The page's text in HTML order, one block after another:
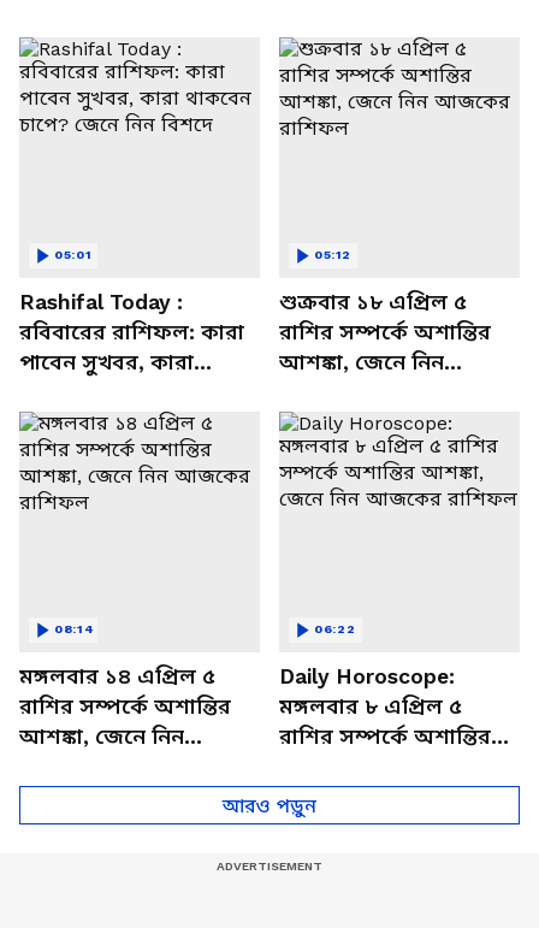
Rashifal Today :
রবিবারের রাশিফল: কারা
পাবেন সুখবর, কারা
বিশদে
05:01
শুক্রবার ১৮ এপ্রিল ৫
রাশির সম্পর্কে অশান্তির
আশঙ্কা, জেনে নিন
05:12
মঙ্গলবার ১৪ এপ্রিল ৫
রাশির সম্পর্কে অশান্তির
আশঙ্কা, জেনে নিন
08:14
Daily Horoscope:
মঙ্গলবার ৮ এপ্রিল ৫
রাশির সম্পর্কে অশান্তির
আজকের রাশিফল
06:22
আরও পড়ুন